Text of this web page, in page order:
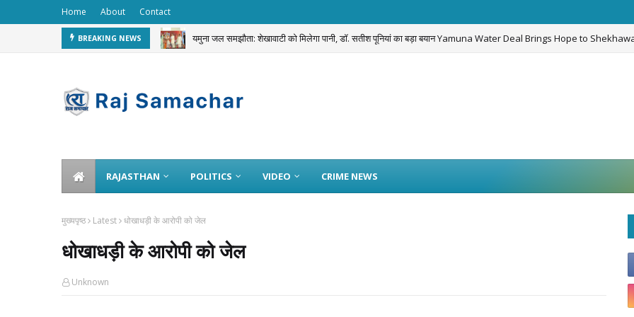
Home About Contact
BREAKING NEWS
STOLEN यमुना जल समझौता: शेखावाटी को मिलेगा पानी, डॉ. सतीश पूनियां का बड़ा बयान Yamuna Water Deal Brings Hope to
RAJASTHAN POLITICS VIDEO CRIME NEWS
मुख्यपृष्ठ Latest धोखाधड़ी के आरोपी को जेल
धोखाधड़ी के आरोपी को जेल
Unknown